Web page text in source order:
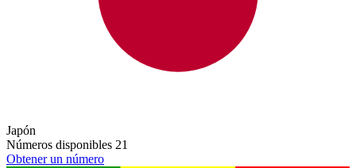
Japón
Números disponibles 21
Obtener un número